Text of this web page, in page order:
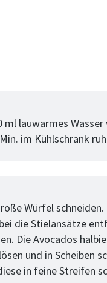
ml lauwarmes
im Kühlschrank
Würfel
die Stielansätze
Die Avocados
und in Scheiben
in feine Streifen